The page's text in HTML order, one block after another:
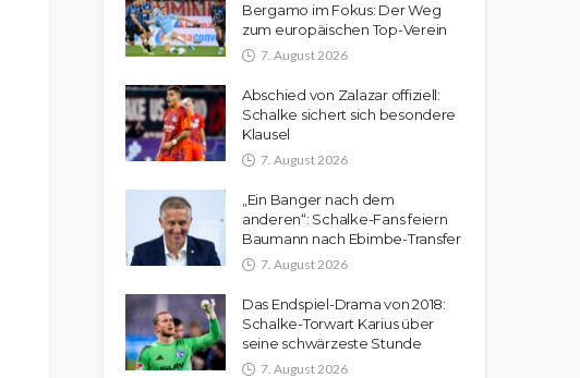
Bergamo im Fokus: Der Weg
zum europäischen Top-Verein
7. August 2026
Abschied von Zalazar offiziell:
Schalke sichert sich besondere
Klausel
7. August 2026
„Ein Banger nach dem
anderen“: Schalke-Fans feiern
Baumann nach Ebimbe-Transfer
7. August 2026
Das Endspiel-Drama von 2018:
Schalke-Torwart Karius über
seine schwärzeste Stunde
7. August 2026